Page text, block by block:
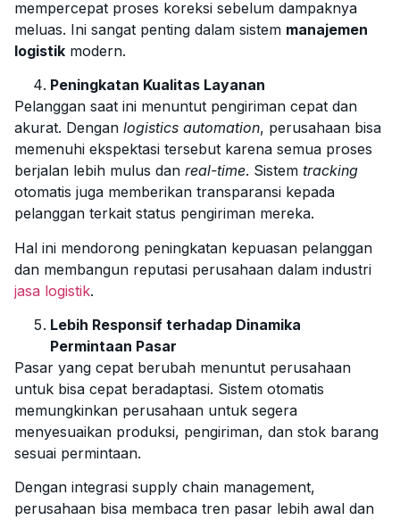
mempercepat proses koreksi sebelum dampaknya
meluas. Ini sangat penting dalam sistem manajemen
logistik modern.
Peningkatan Kualitas Layanan
Pelanggan saat ini menuntut pengiriman cepat dan
akurat. Dengan logistics automation, perusahaan bisa
memenuhi ekspektasi tersebut karena semua proses
berjalan lebih mulus dan real-time. Sistem tracking
otomatis juga memberikan transparansi kepada
pelanggan terkait status pengiriman mereka.
Hal ini mendorong peningkatan kepuasan pelanggan
dan membangun reputasi perusahaan dalam industri
jasa logistik.
Lebih Responsif terhadap Dinamika
Permintaan Pasar
Pasar yang cepat berubah menuntut perusahaan
untuk bisa cepat beradaptasi. Sistem otomatis
memungkinkan perusahaan untuk segera
menyesuaikan produksi, pengiriman, dan stok barang
sesuai permintaan.
Dengan integrasi supply chain management,
perusahaan bisa membaca tren pasar lebih awal dan